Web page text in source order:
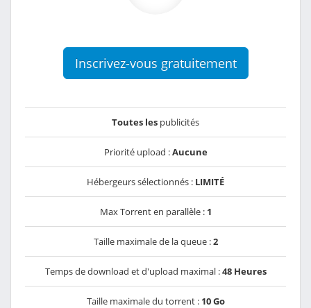
Inscrivez-vous gratuitement
Toutes les publicités
Priorité upload :Aucune
Hébergeurs sélectionnés : LIMITÉ
Max Torrent en parallèle : 1
Taille maximale de la queue :2
Temps de download et d'upload maximal :48 Heures
Taille maximale du torrent : 10 Go